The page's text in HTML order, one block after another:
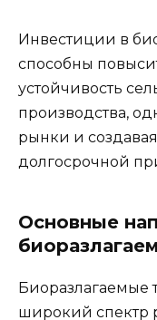
Инвестиции в
способны
устойчивость
производства,
рынки и
долгосрочной
Основные
Биоразлагаемые
широкий спектр